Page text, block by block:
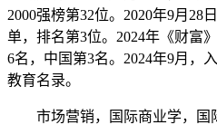
2000强榜第32位。2020年9月28
单，排名第3位。2024年《财富
6名，中国第3名。2024年9月，
教育名录。
市场营销，国际商业学，国